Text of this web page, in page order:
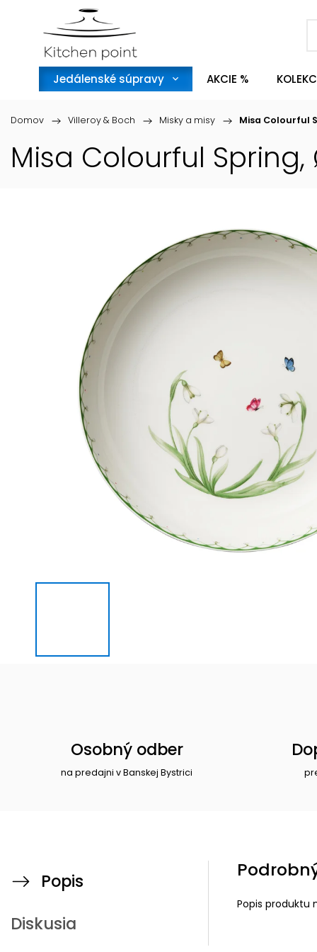
Jedálenské súpravy AKCIE %
Domov / Villeroy & Boch / Misky a misy / Misa Colourful
Misa Colourful
Osobný odber
na predajni v Banskej Bystrici
Popis
Diskusia
Popis produktu